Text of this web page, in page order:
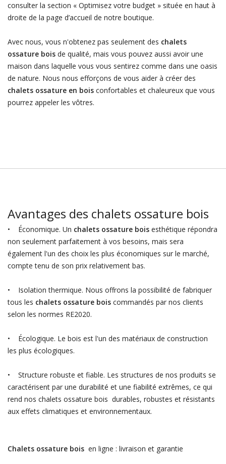
consulter la section « Optimisez votre budget » située en haut à
droite de la page d’accueil de notre boutique.
Avec nous, vous n'obtenez pas seulement des chalets
ossature bois de qualité, mais vous pouvez aussi avoir une
maison dans laquelle vous vous sentirez comme dans une oasis
de nature. Nous nous efforçons de vous aider à créer des
chalets ossature en boisconfortables et chaleureux que vous
pourrez appeler les vôtres.
Avantages des chalets ossature bois
• Économique. Un chalets ossature boisesthétique répondra
non seulement parfaitement à vos besoins, mais sera
également l'un des choix les plus économiques sur le marché,
compte tenu de son prix relativement bas.
• Isolation thermique. Nous offrons la possibilité de fabriquer
tous les chalets ossature boiscommandés par nos clients
selon les normes RE2020.
• Écologique. Le bois est l'un des matériaux de construction
les plus écologiques.
• Structure robuste et fiable. Les structures de nos produits se
caractérisent par une durabilité et une fiabilité extrêmes, ce qui
rend nos chalets ossature bois durables, robustes et résistants
aux effets climatiques et environnementaux.
Chalets ossature bois en ligne : livraison et garantie